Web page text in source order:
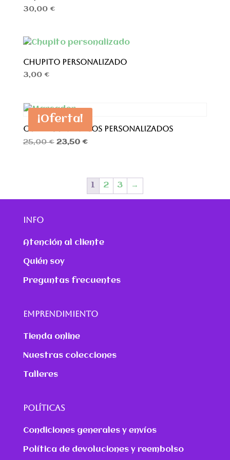
30,00 €
CHUPITO PERSONALIZADO
3,00 €
¡Oferta!
COFRE CON 2 VASOS PERSONALIZADOS
25,00€ El
23,50 €El
es:
23,50 €.
1 2 3 →
INFO
Atención al cliente
Quién soy
Preguntas frecuentes
EMPRENDIMIENTO
Tienda online
Nuestras colecciones
Talleres
POLÍTICAS
Condiciones generales y envíos
Política de devoluciones y reembolso